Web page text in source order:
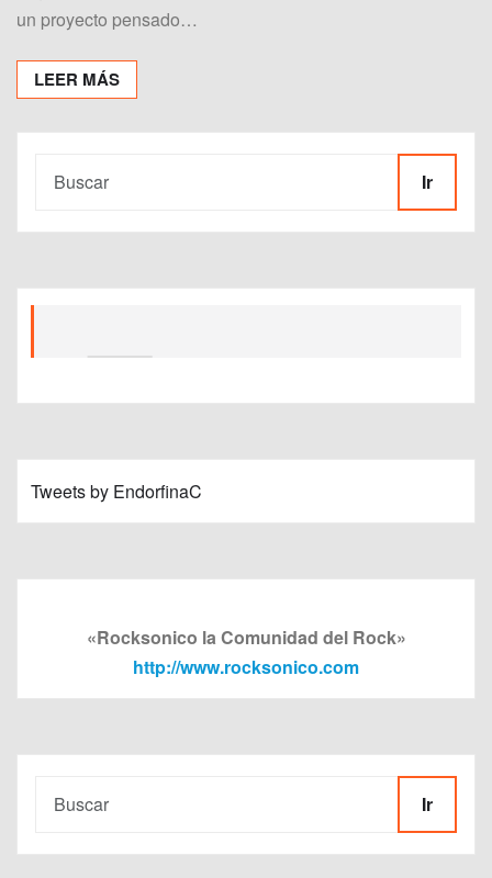
un proyecto pensado…
LEER MÁS
Ir
Tweets by EndorfinaC
«Rocksonico la Comunidad del Rock»
http://www.rocksonico.com
Ir